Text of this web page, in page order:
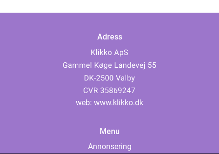
Adress
web: www.klikko.dk
Menu
Annonsering